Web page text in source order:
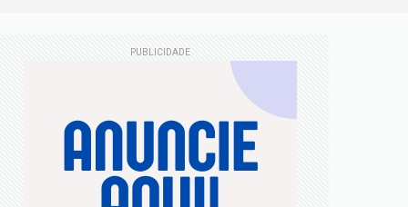
confira
Fora
PUBLICIDADE